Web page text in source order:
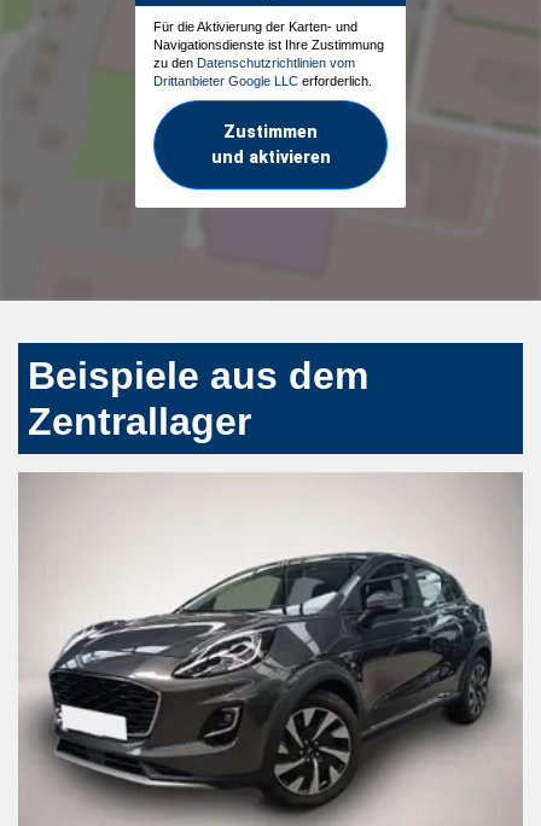
Für die Aktivierung der Karten- und
Navigationsdienste ist Ihre Zustimmung
zu den Datenschutzrichtlinien vom
Drittanbieter Google LLC erforderlich.
Zustimmen
und aktivieren
Beispiele aus dem
Zentrallager